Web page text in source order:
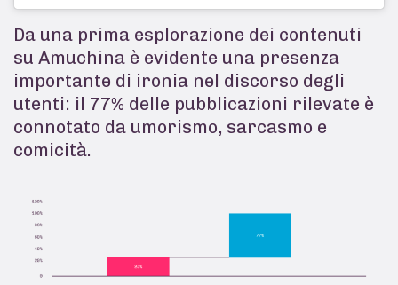
Da una prima esplorazione dei contenuti
su Amuchina è evidente una presenza
importante di ironia nel discorso degli
utenti: il 77% delle pubblicazioni rilevate è
connotato da umorismo, sarcasmo e
comicità.